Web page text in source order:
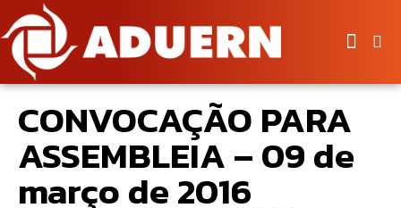
CONVOCAÇÃO PARA
ASSEMBLEIA – 09 de
março de 2016